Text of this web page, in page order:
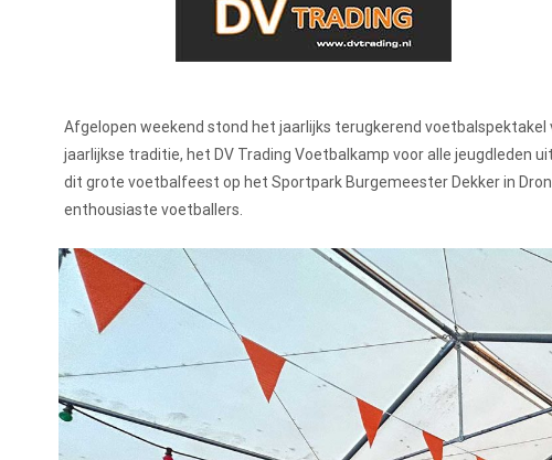
Afgelopen weekend stond het jaarlijks terugkerend
jaarlijkse traditie, het DV Trading Voetbalkamp voor alle jeugdleden
dit grote voetbalfeest op het Sportpark Burgemeester Dekker in
enthousiaste voetballers.